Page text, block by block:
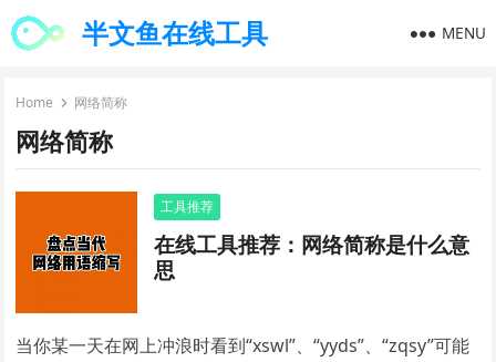
半文鱼在线工具 MENU
Home 网络简称
网络简称
工具推荐
在线工具推荐：网络简称是什么意
思
当你某一天在网上冲浪时看到“xswl”、“yyds”、“zqsy”可能